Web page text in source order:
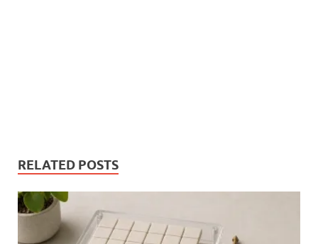
RELATED POSTS